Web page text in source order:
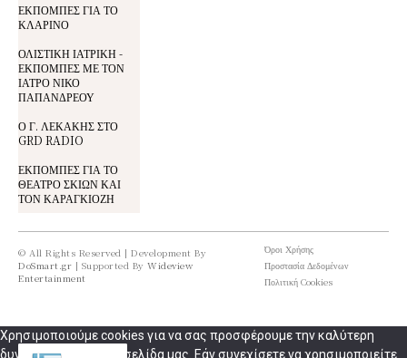
ΕΚΠΟΜΠΕΣ ΓΙΑ ΤΟ
ΚΛΑΡΙΝΟ
ΟΛΙΣΤΙΚΗ ΙΑΤΡΙΚΗ -
ΕΚΠΟΜΠΕΣ ΜΕ ΤΟΝ
ΙΑΤΡΟ ΝΙΚΟ
ΠΑΠΑΝΔΡΕΟΥ
Ο Γ. ΛΕΚΑΚΗΣ ΣΤΟ
GRD RADIO
ΕΚΠΟΜΠΕΣ ΓΙΑ ΤΟ
ΘΕΑΤΡΟ ΣΚΙΩΝ ΚΑΙ
ΤΟΝ ΚΑΡΑΓΚΙΟΖΗ
© All Rights Reserved | Development By
DoSmart.gr | Supported By Wideview
Entertainment
Όροι Χρήσης
Προστασία Δεδομένων
Πολιτική Cookies
Χρησιμοποιούμε cookies για να σας προσφέρουμε την καλύτερη
δυνατή εμπειρία στη σελίδα μας. Εάν συνεχίσετε να χρησιμοποιείτε